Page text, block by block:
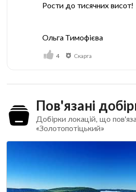
Рости до тисячних висот!
Ольга Тимофієва
4 Скарга
Пов'язані
Добірки локацій, що
«Золотопотіцький»